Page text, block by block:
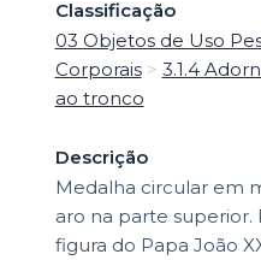
Classificação
03 Objetos de Uso
Corporais> 3.1.4
ao tronco
Descrição
Medalha circular em
aro na parte superior.
figura do Papa João